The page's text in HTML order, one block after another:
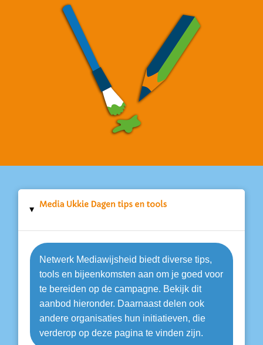
▸
Netwerk Mediawijsheid biedt diverse tips,
tools en bijeenkomsten aan om je goed voor
te bereiden op de campagne. Bekijk dit
aanbod hieronder. Daarnaast delen ook
andere organisaties hun initiatieven, die
verderop op deze pagina te vinden zijn.